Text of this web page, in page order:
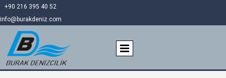
+90 216 395 40 52
info@burakdeniz.com